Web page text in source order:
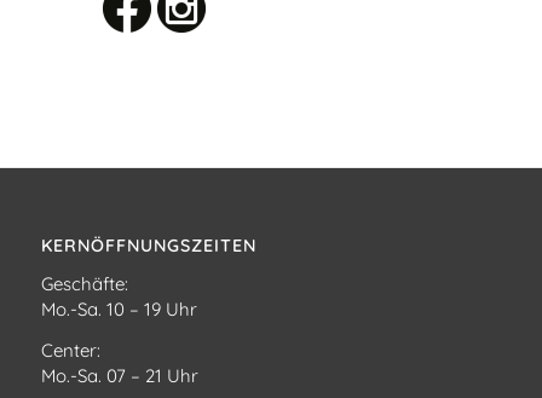
KERNÖFFNUNGSZEITEN
Geschäfte:
Mo.-Sa. 10 – 19 Uhr
Center:
Mo.-Sa. 07 – 21 Uhr